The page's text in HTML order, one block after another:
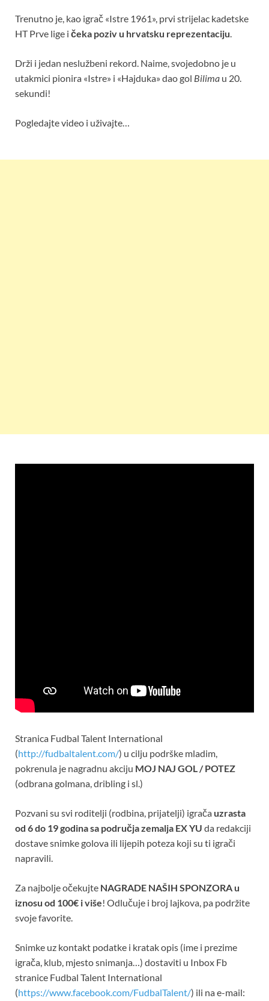
Trenutno je, kao igrač «Istre 1961», prvi strijelac kadetske
HT Prve lige i čeka poziv u hrvatsku reprezentaciju
Drži i jedan neslužbeni rekord. Naime, svojedobno je u
utakmici pionira «Istre» i «Hajduka» dao gol Bilima u 20.
sekundi!
Pogledajte video i uživajte…
Stranica Fudbal Talent International
(http://fudbaltalent.com/) u cilju podrške mladim,
pokrenula je nagradnu akciju MOJ NAJ GOL / POTEZ
(odbrana golmana, dribling i sl.)
Pozvani su svi roditelji (rodbina, prijatelji) igrača uzrasta
od 6 do 19 godina sa područja zemalja EX YU da redakciji
dostave snimke golova ili lijepih poteza koji su ti igrači
napravili.
Za najbolje očekujte NAGRADE NAŠIH SPONZORA u
iznosu od 100€ i više! Odlučuje i broj lajkova, pa podržite
svoje favorite.
Snimke uz kontakt podatke i kratak opis (ime i prezime
igrača, klub, mjesto snimanja…) dostaviti u Inbox Fb
stranice Fudbal Talent International
(https://www.facebook.com/FudbalTalent/) ili na e-mail: